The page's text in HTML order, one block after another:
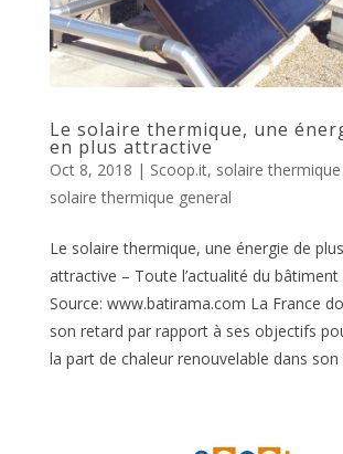
Le solaire thermique, une
en plus attractive
Oct 8, 2018 | Scoop.it, solaire
solaire thermique general
Le solaire thermique, une énergie de
attractive – Toute l’actualité du
Source: www.batirama.com La France
son retard par rapport à ses objectifs
la part de chaleur renouvelable dans son